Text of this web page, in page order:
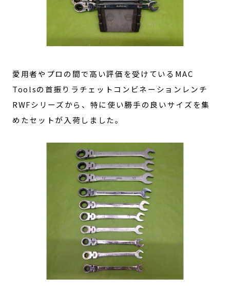
愛用者やプロの間で高い評価を受けているMAC
Toolsの首振りラチェットコンビネーションレンチ
RWFシリーズから、特に使い勝手の良いサイズを集
めたセットが入荷しました。